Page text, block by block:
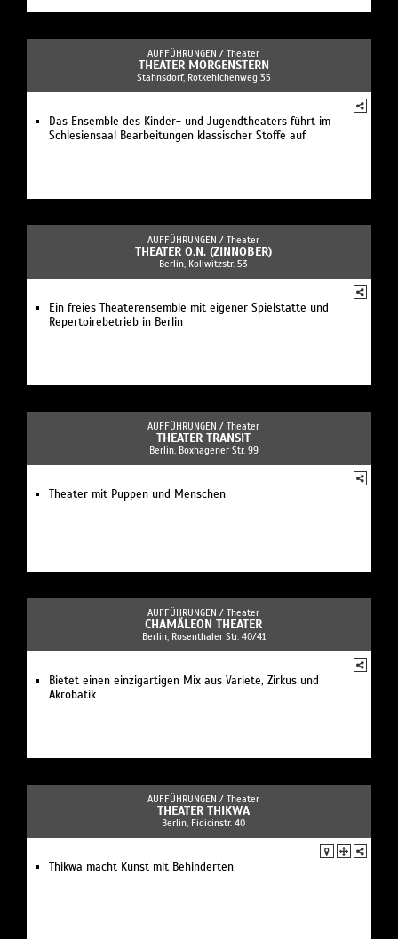
AUFFÜHRUNGEN / Theater
THEATER MORGENSTERN
Stahnsdorf, Rotkehlchenweg 35
Das Ensemble des Kinder- und Jugendtheaters führt im
Schlesiensaal Bearbeitungen klassischer Stoffe auf
AUFFÜHRUNGEN / Theater
THEATER O.N. (ZINNOBER)
Berlin, Kollwitzstr. 53
Ein freies Theaterensemble mit eigener Spielstätte und
Repertoirebetrieb in Berlin
AUFFÜHRUNGEN / Theater
THEATER TRANSIT
Berlin, Boxhagener Str. 99
Theater mit Puppen und Menschen
AUFFÜHRUNGEN / Theater
CHAMÄLEON THEATER
Berlin, Rosenthaler Str. 40/41
Bietet einen einzigartigen Mix aus Variete, Zirkus und
Akrobatik
AUFFÜHRUNGEN / Theater
THEATER THIKWA
Berlin, Fidicinstr. 40
Thikwa macht Kunst mit Behinderten